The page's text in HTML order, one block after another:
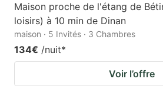
Maison proche de l'étang de
loisirs) à 10 min de Dinan
maison · 5 Invités · 3 Chambres
134€ /nuit*
Voir l’offre